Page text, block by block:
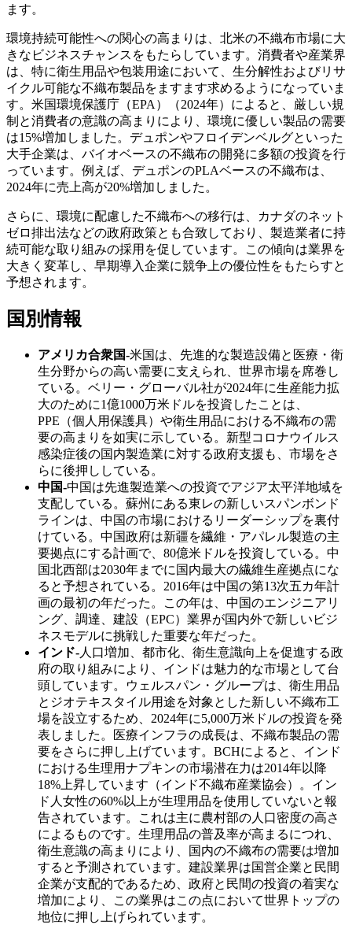
ます。
環境持続可能性への関心の高まりは、北米の不織布市場に大
きなビジネスチャンスをもたらしています。消費者や産業界
は、特に衛生用品や包装用途において、生分解性およびリサ
イクル可能な不織布製品をますます求めるようになっていま
す。米国環境保護庁（EPA）（2024年）によると、厳しい規
制と消費者の意識の高まりにより、環境に優しい製品の需要
は15%増加しました。デュポンやフロイデンベルグといった
大手企業は、バイオベースの不織布の開発に多額の投資を行
っています。例えば、デュポンのPLAベースの不織布は、
2024年に売上高が20%増加しました。
さらに、環境に配慮した不織布への移行は、カナダのネット
ゼロ排出法などの政府政策とも合致しており、製造業者に持
続可能な取り組みの採用を促しています。この傾向は業界を
大きく変革し、早期導入企業に競争上の優位性をもたらすと
予想されます。
国別情報
アメリカ合衆国-米国は、先進的な製造設備と医療・衛
生分野からの高い需要に支えられ、世界市場を席巻し
ている。ベリー・グローバル社が2024年に生産能力拡
大のために1億1000万米ドルを投資したことは、
PPE（個人用保護具）や衛生用品における不織布の需
要の高まりを如実に示している。新型コロナウイルス
感染症後の国内製造業に対する政府支援も、市場をさ
らに後押ししている。
中国-中国は先進製造業への投資でアジア太平洋地域を
支配している。蘇州にある東レの新しいスパンボンド
ラインは、中国の市場におけるリーダーシップを裏付
けている。中国政府は新疆を繊維・アパレル製造の主
要拠点にする計画で、80億米ドルを投資している。中
国北西部は2030年までに国内最大の繊維生産拠点にな
ると予想されている。2016年は中国の第13次五カ年計
画の最初の年だった。この年は、中国のエンジニアリ
ング、調達、建設（EPC）業界が国内外で新しいビジ
ネスモデルに挑戦した重要な年だった。
インド-人口増加、都市化、衛生意識向上を促進する政
府の取り組みにより、インドは魅力的な市場として台
頭しています。ウェルスパン・グループは、衛生用品
とジオテキスタイル用途を対象とした新しい不織布工
場を設立するため、2024年に5,000万米ドルの投資を発
表しました。医療インフラの成長は、不織布製品の需
要をさらに押し上げています。BCHによると、インド
における生理用ナプキンの市場潜在力は2014年以降
18%上昇しています（インド不織布産業協会）。イン
ド人女性の60%以上が生理用品を使用していないと報
告されています。これは主に農村部の人口密度の高さ
によるものです。生理用品の普及率が高まるにつれ、
衛生意識の高まりにより、国内の不織布の需要は増加
すると予測されています。建設業界は国営企業と民間
企業が支配的であるため、政府と民間の投資の着実な
増加により、この業界はこの点において世界トップの
地位に押し上げられています。